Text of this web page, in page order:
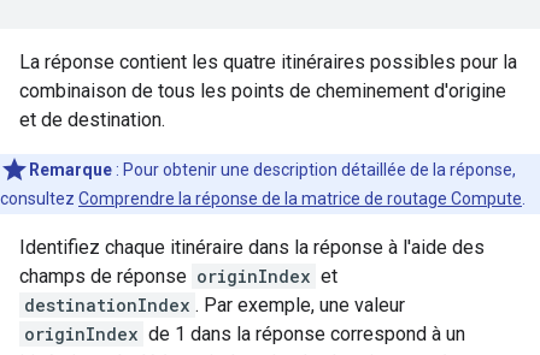
La réponse contient les quatre itinéraires possibles pour la
combinaison de tous les points de cheminement d'origine
et de destination.
Remarque : Pour obtenir une description détaillée de la réponse,
consultez Comprendre la réponse de la matrice de routage Compute
Identifiez chaque itinéraire dans la réponse à l'aide des
champs de réponse originIndex et
destinationIndex . Par exemple, une valeur
originIndex de 1 dans la réponse correspond à un